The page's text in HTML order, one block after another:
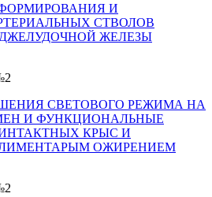
И
СТВОЛОВ
ЖЕЛЕЗЫ
СВЕТОВОГО РЕЖИМА НА
И ФУНКЦИОНАЛЬНЫЕ
КРЫС И
ОЖИРЕНИЕМ